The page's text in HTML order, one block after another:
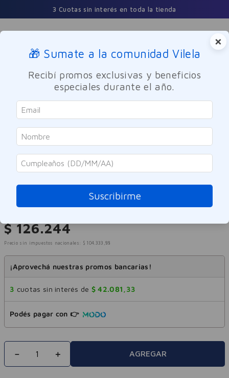
3 Cuotas sin interés en toda la tienda
Buscar
Dermocosmetica Facial Antiage
La Roche Posay
Serum de Ojos Hyalu B5 La Roche-
Posay 15ml
Referencia:-319130
$ 126.244
Precio sin impuestos nacionales: $ 104.333 ,88
¡Aprovechá nuestras promos bancarias!
3 cuotas sin interés de $ 42.081 , 33
Podés pagar con 👉
＋
－ AGREGAR
×
🎁 Sumate a la comunidad Vilela
Recibí promos exclusivas y beneficios
especiales durante el año.
Suscribirme